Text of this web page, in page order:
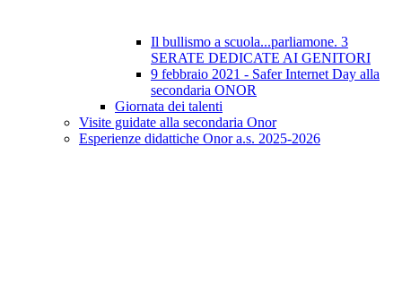
Il bullismo a scuola...parliamone. 3
SERATE DEDICATE AI GENITORI
9 febbraio 2021 - Safer Internet Day alla
secondaria ONOR
Giornata dei talenti
Visite guidate alla secondaria Onor
Esperienze didattiche Onor a.s. 2025-2026